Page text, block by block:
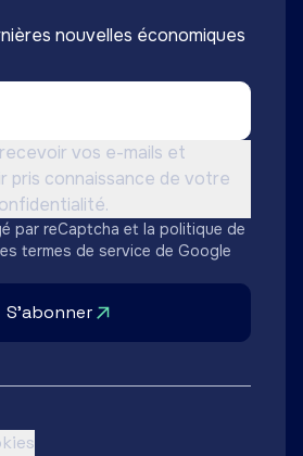
nouvelles économiques
* vos e-mails et
pris connaissance de votre
par reCaptcha et la politique de
termes de service de Google
S'abonner